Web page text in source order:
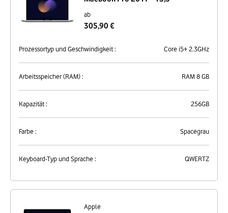
ab
305,90 €
Prozessortyp und Geschwindigkeit : Core i5+ 2.3GHz
Arbeitsspeicher (RAM) : RAM 8 GB
Kapazität : 256GB
Farbe : Spacegrau
Keyboard-Typ und Sprache : QWERTZ
Apple